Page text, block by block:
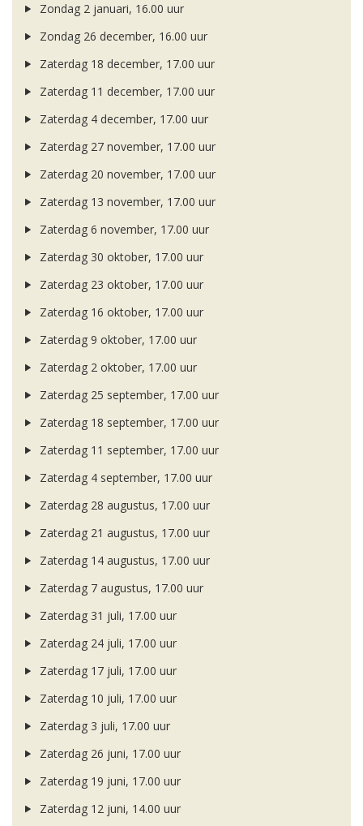
Zondag 2 januari, 16.00 uur
Zondag 26 december, 16.00 uur
Zaterdag 18 december, 17.00 uur
Zaterdag 11 december, 17.00 uur
Zaterdag 4 december, 17.00 uur
Zaterdag 27 november, 17.00 uur
Zaterdag 20 november, 17.00 uur
Zaterdag 13 november, 17.00 uur
Zaterdag 6 november, 17.00 uur
Zaterdag 30 oktober, 17.00 uur
Zaterdag 23 oktober, 17.00 uur
Zaterdag 16 oktober, 17.00 uur
Zaterdag 9 oktober, 17.00 uur
Zaterdag 2 oktober, 17.00 uur
Zaterdag 25 september, 17.00 uur
Zaterdag 18 september, 17.00 uur
Zaterdag 11 september, 17.00 uur
Zaterdag 4 september, 17.00 uur
Zaterdag 28 augustus, 17.00 uur
Zaterdag 21 augustus, 17.00 uur
Zaterdag 14 augustus, 17.00 uur
Zaterdag 7 augustus, 17.00 uur
Zaterdag 31 juli, 17.00 uur
Zaterdag 24 juli, 17.00 uur
Zaterdag 17 juli, 17.00 uur
Zaterdag 10 juli, 17.00 uur
Zaterdag 3 juli, 17.00 uur
Zaterdag 26 juni, 17.00 uur
Zaterdag 19 juni, 17.00 uur
Zaterdag 12 juni, 14.00 uur